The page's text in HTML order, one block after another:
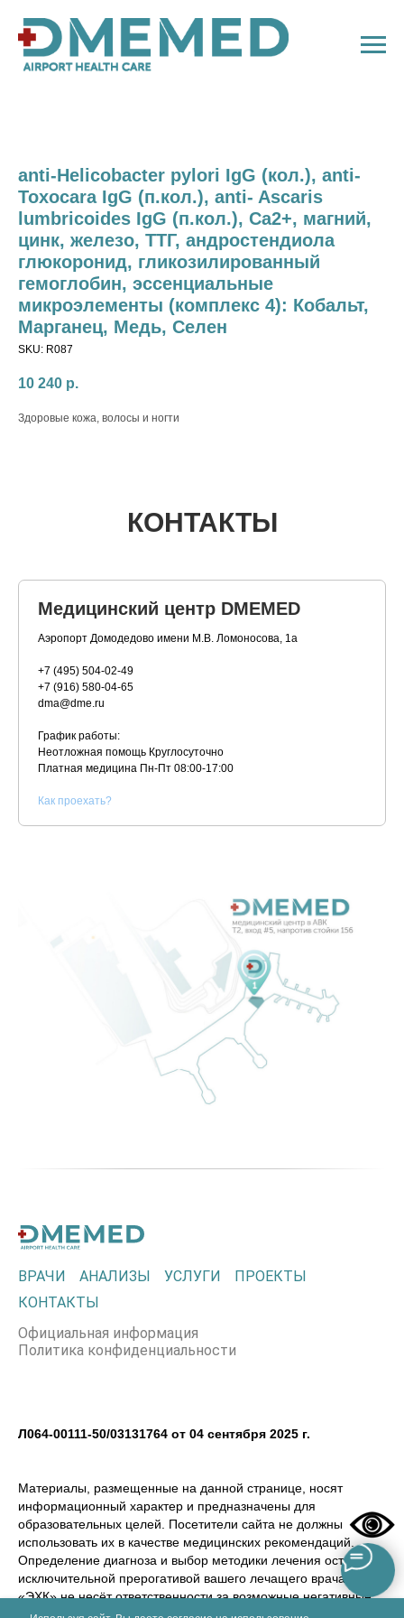
anti-Helicobacter pylori IgG (кол.), anti-
Toxocara IgG (п.кол.), anti- Ascaris
lumbricoides IgG (п.кол.), Ca2+, магний,
цинк, железо, ТТГ, андростендиола
глюкоронид, гликозилированный
гемоглобин, эссенциальные
микроэлементы (комплекс 4): Кобальт,
Марганец, Медь, Селен
SKU: R087
10 240 р.
Здоровые кожа, волосы и ногти
КОНТАКТЫ
Медицинский центр DMEMED
Аэропорт Домодедово имени М.В. Ломоносова, 1а
+7 (495) 504-02-49
+7 (916) 580-04-65
dma@dme.ru
График работы:
Неотложная помощь Круглосуточно
Платная медицина Пн-Пт 08:00-17:00
Как проехать?
ВРАЧИ АНАЛИЗЫ УСЛУГИ
ПРОЕКТЫ
КОНТАКТЫ
Официальная информация
Политика конфиденциальности
Л064-00111-50/03131764 от 04 сентября 2025 г.
Материалы, размещенные на данной странице, носят
информационный характер и предназначены для
образовательных целей. Посетители сайта не должны
использовать их в качестве медицинских рекомендаций.
Определение диагноза и выбор методики лечения остается
исключительной прерогативой вашего лечащего врача! ООО
«ЭХК» не несёт ответственности за возможные негативные
последствия, возникшие в результате использования